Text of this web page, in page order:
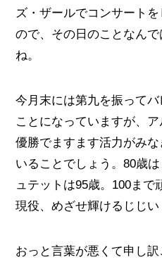
ズ・ザールでコンサート
ので、その日のことなん
ね。
今月末には第九を振って
ことになっていますが、
優勝でますます活力がみ
いることでしょう。80歳
ュテットは95歳。100まで
現役、めざせ輝けるじじい
おっと言葉が悪くて申し訳